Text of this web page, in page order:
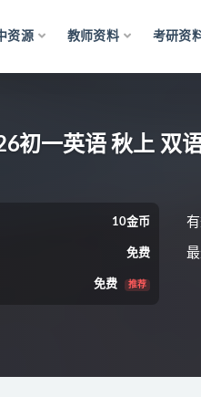
资源 教师资料 考研资
初一英语 秋上 双语
10金币
免费
免费 推荐